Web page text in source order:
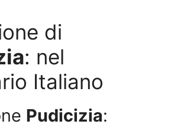
di
: nel
Italiano
Pudicizia: